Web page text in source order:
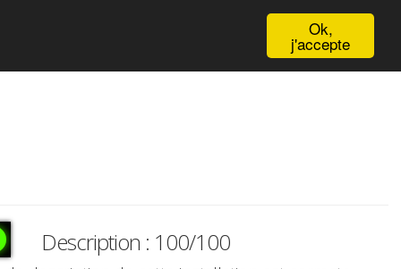
Ok,
j'accepte
Description : 100/100